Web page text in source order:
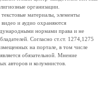
организации.
материалы, элементы
и аудио охраняются
нормами права и не
Согласно ст.ст. 1274,1275
на портале, в том числе
обязательной. Мнение
авторов и колумнистов.